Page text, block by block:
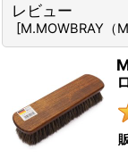
レビュー
[M.MOWBRAY（